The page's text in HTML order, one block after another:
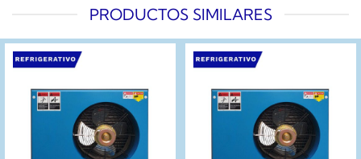
PRODUCTOS SIMILARES